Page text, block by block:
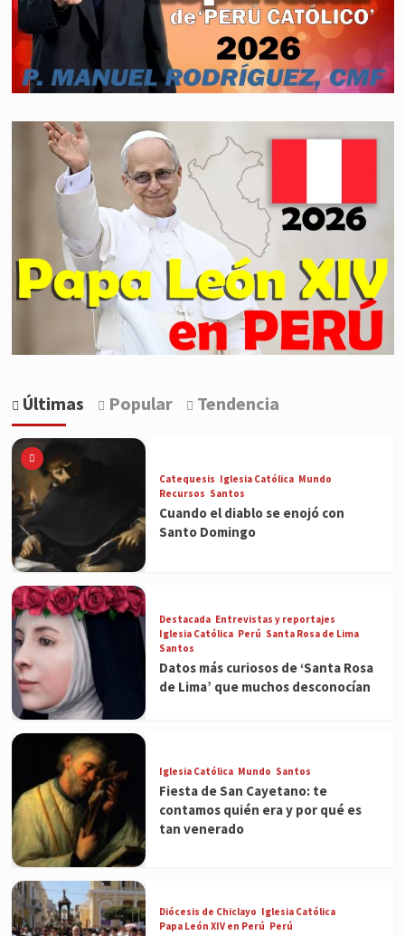
Últimas Popular Tendencia
Catequesis Iglesia Católica Mundo
Recursos Santos
Cuando el diablo se enojó con
Santo Domingo
Destacada Entrevistas y reportajes
Iglesia Católica Perú Santa Rosa de Lima
Santos
Datos más curiosos de ‘Santa Rosa
de Lima’ que muchos desconocían
Iglesia Católica Mundo Santos
Fiesta de San Cayetano: te
contamos quién era y por qué es
tan venerado
Diócesis de Chiclayo Iglesia Católica
Papa León XIV en Perú Perú